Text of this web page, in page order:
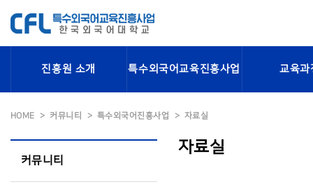
진흥원 소개 특수외국어교육진흥사업 교육과
HOME 커뮤니티 특수외국어진흥사업 자료실
커뮤니티
자료실